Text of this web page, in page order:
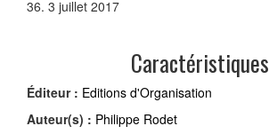
36. 3 juillet 2017
Caractéristiques
Éditeur : Editions d'Organisation
Auteur(s) : Philippe Rodet